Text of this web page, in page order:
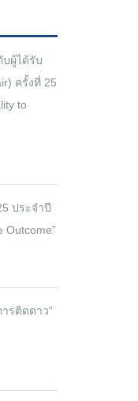
ผู้ได้รับ
ครั้งที่ 25
to
ประจำปี
Outcome”
รติดดาว”